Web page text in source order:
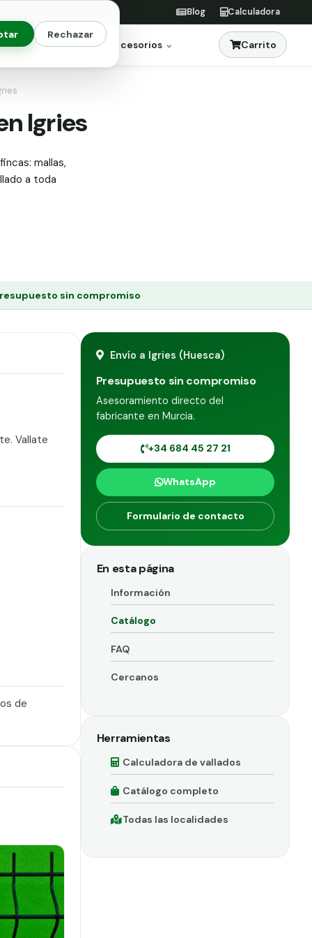
Rechazar
Blog Calculadora
Jardinería Accesorios Carrito
Igries
mallas,
a toda
sin compromiso
Vallate
de
Envío a Igries (Huesca)
Presupuesto sin compromiso
Asesoramiento directo del
fabricante en Murcia.
+34 684 45 27 21
WhatsApp
Formulario de contacto
En esta página
Información
Catálogo
FAQ
Cercanos
Herramientas
Calculadora de vallados
Catálogo completo
Todas las localidades